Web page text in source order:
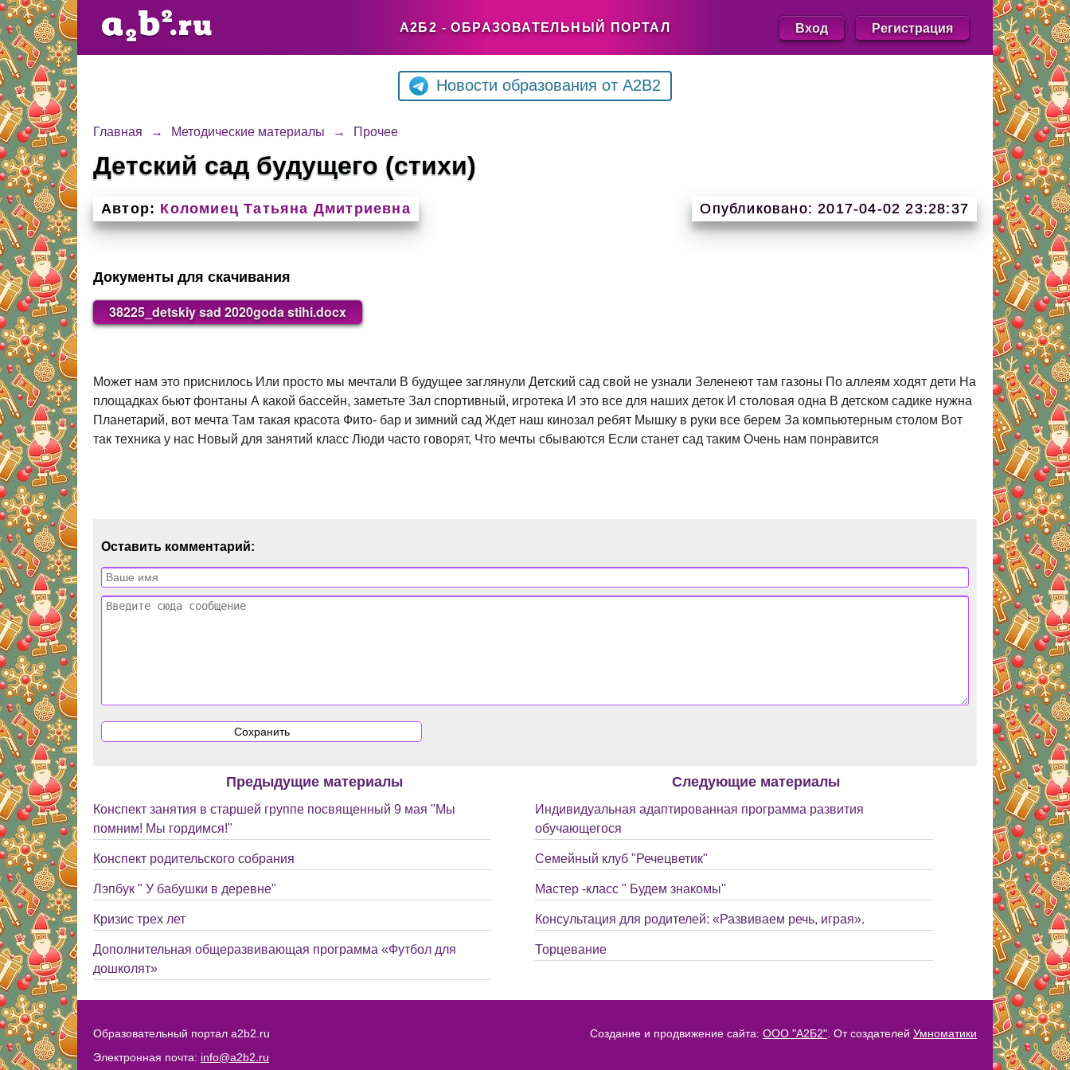
А2Б2 - ОБРАЗОВАТЕЛЬНЫЙ ПОРТАЛ Вход Регистрация
Новости образования от A2B2
Главная → Методические материалы → Прочее
Детский сад будущего (стихи)
Автор: Коломиец Татьяна Дмитриевна Опубликовано: 2017-04-02 23:28:37
Документы для скачивания
38225_detskiy sad 2020goda stihi.docx
Может нам это приснилось Или просто мы мечтали В будущее заглянули Детский сад свой не узнали Зеленеют там газоны По аллеям ходят дети На
площадках бьют фонтаны А какой бассейн, заметьте Зал спортивный, игротека И это все для наших деток И столовая одна В детском садике нужна
Планетарий, вот мечта Там такая красота Фито- бар и зимний сад Ждет наш кинозал ребят Мышку в руки все берем За компьютерным столом Вот
так техника у нас Новый для занятий класс Люди часто говорят, Что мечты сбываются Если станет сад таким Очень нам понравится
Оставить комментарий:
Предыдущие материалы
Конспект занятия в старшей группе посвященный 9 мая "Мы
помним! Мы гордимся!"
Конспект родительского собрания
Лэпбук " У бабушки в деревне"
Кризис трех лет
Дополнительная общеразвивающая программа «Футбол для
дошколят»
Следующие материалы
Индивидуальная адаптированная программа развития
обучающегося
Семейный клуб "Речецветик"
Мастер -класс " Будем знакомы"
Консультация для родителей: «Развиваем речь, играя».
Торцевание
Образовательный портал a2b2.ru
Электронная почта: info@a2b2.ru
Создание и продвижение сайта: ООО "А2Б2" . От создателей Умноматики